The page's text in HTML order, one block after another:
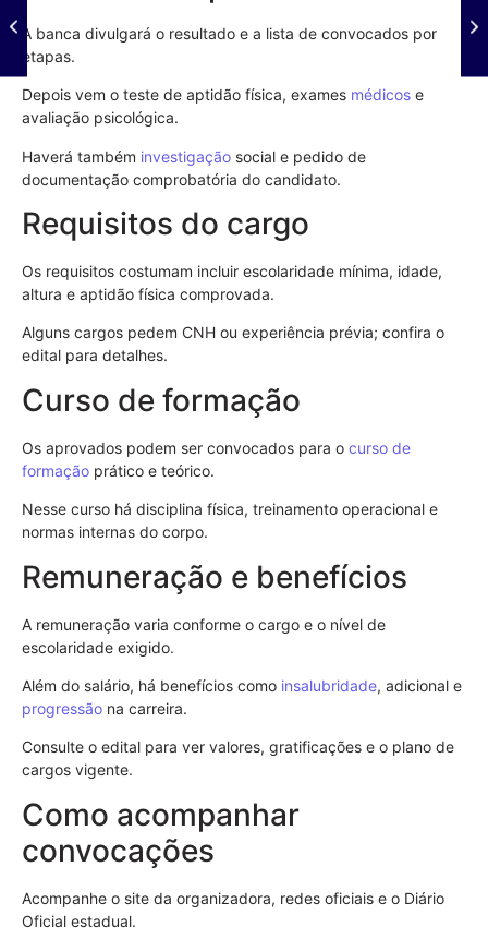
A banca divulgará o resultado e a lista de convocados por
etapas.
Depois vem o teste de aptidão física, exames médicos e
avaliação psicológica.
Haverá também investigação social e pedido de
documentação comprobatória do candidato.
Requisitos do cargo
Os requisitos costumam incluir escolaridade mínima, idade,
altura e aptidão física comprovada.
Alguns cargos pedem CNH ou experiência prévia; confira o
edital para detalhes.
Curso de formação
Os aprovados podem ser convocados para o curso de
formação prático e teórico.
Nesse curso há disciplina física, treinamento operacional e
normas internas do corpo.
Remuneração e benefícios
A remuneração varia conforme o cargo e o nível de
escolaridade exigido.
Além do salário, há benefícios como insalubridade, adicional e
progressão na carreira.
Consulte o edital para ver valores, gratificações e o plano de
cargos vigente.
Como acompanhar
convocações
Acompanhe o site da organizadora, redes oficiais e o Diário
Oficial estadual.